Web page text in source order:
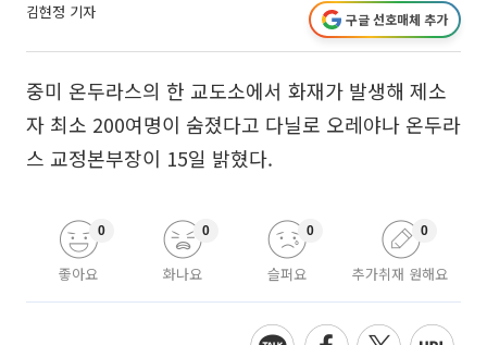
김현정 기자 구글 선호매체 추가
중미 온두라스의 한 교도소에서 화재가 발생해 제소
자 최소 200여명이 숨졌다고 다닐로 오레야나 온두라
스 교정본부장이 15일 밝혔다.
좋아요
0
화나요
0
슬퍼요
0
추가취재 원해요
0